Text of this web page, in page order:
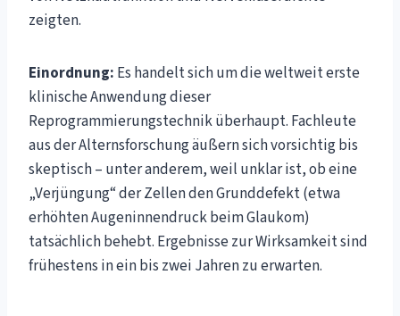
zeigten.
Einordnung: Es handelt sich um die weltweit erste
klinische Anwendung dieser
Reprogrammierungstechnik überhaupt. Fachleute
aus der Alternsforschung äußern sich vorsichtig bis
skeptisch – unter anderem, weil unklar ist, ob eine
„Verjüngung“ der Zellen den Grunddefekt (etwa
erhöhten Augeninnendruck beim Glaukom)
tatsächlich behebt. Ergebnisse zur Wirksamkeit sind
frühestens in ein bis zwei Jahren zu erwarten.